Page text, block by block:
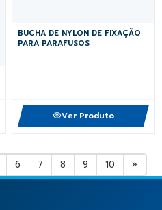
BUCHA DE NYLON DE FIXAÇÃO
PARA PARAFUSOS
Ver Produto
6 7 8 9 10 »